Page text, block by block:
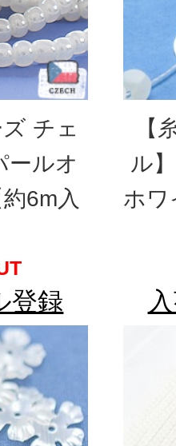
ズ チェ
ールオ
6m入
登録
【
ル
ホワ